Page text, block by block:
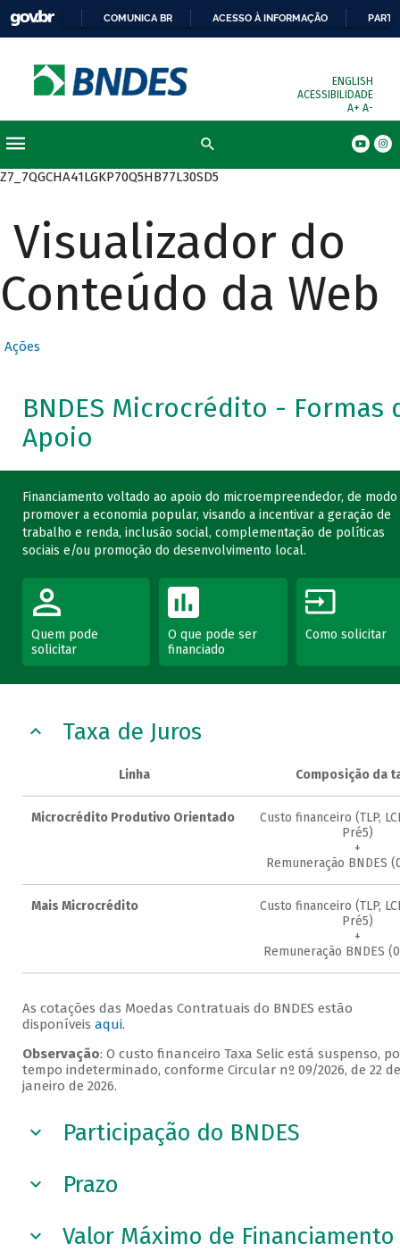
COMUNICA BR ACESSO À INFORMAÇÃO
ENGLISH
ACESSIBILIDADE
A+ A-
Z7_7QGCHA41LGKP70Q5HB77L30SD5
Visualizador do
Conteúdo da Web
Ações
BNDES Microcrédito - Formas
Apoio
Financiamento voltado ao apoio do microempreendedor, de modo
promover a economia popular, visando a incentivar a geração de
trabalho e renda, inclusão social, complementação de políticas
sociais e/ou promoção do desenvolvimento local.
Quem pode
solicitar
O que pode ser
financiado
Como solicitar
Taxa de Juros
Linha Composição da
Microcrédito Produtivo Orientado
Custo financeiro (TLP,
Pré5)
+
Remuneração BNDES
Mais Microcrédito
Custo financeiro (TLP,
Pré5)
+
Remuneração BNDES
As cotações das Moedas Contratuais do BNDES estão
disponíveis aqui.
Observação: O custo financeiro Taxa Selic está suspenso,
tempo indeterminado, conforme Circular nº 09/2026, de 22 de
janeiro de 2026.
Participação do BNDES
Prazo
Valor Máximo de Financiamento